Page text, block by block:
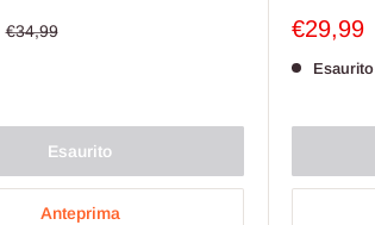
Prezzo
€34,99
Esaurito
Anteprima
Prezzo
€29,99
Esaurito